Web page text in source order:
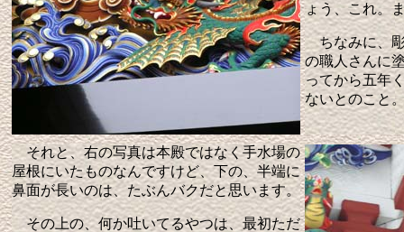
ょう、これ。
ちなみに、彫
の職人さんに
ってから五年
ないとのこと
それと、右の写真は本殿ではなく手水場の
屋根にいたものなんですけど、下の、半端に
鼻面が長いのは、たぶんバクだと思います。
その上の、何か吐いてるやつは、最初ただ